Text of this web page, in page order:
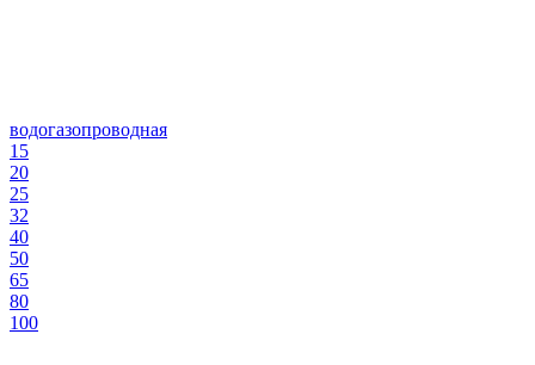
водогазопроводная
15
20
25
32
40
50
65
80
100